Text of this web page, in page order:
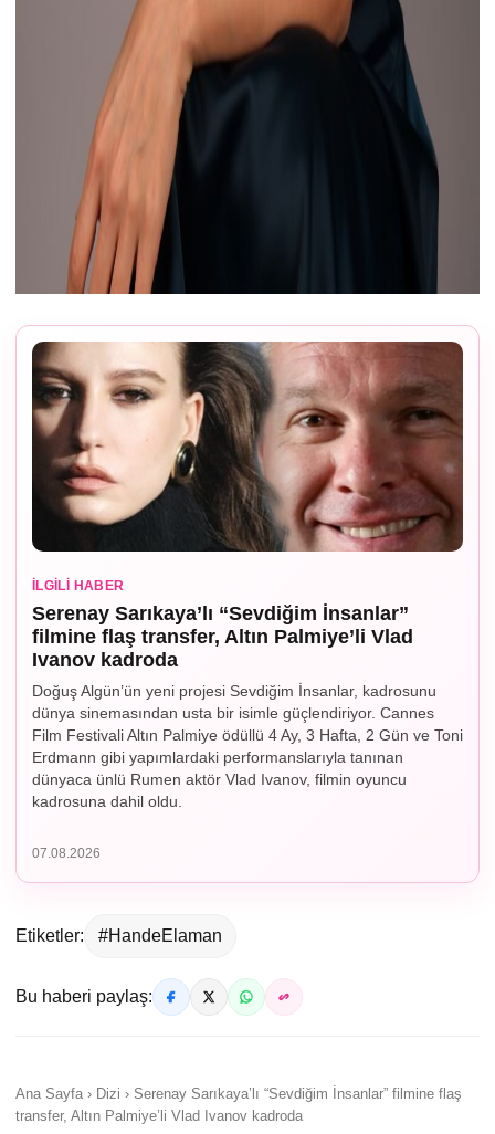
İLGILI HABER
Serenay Sarıkaya’lı “Sevdiğim İnsanlar”
filmine flaş transfer, Altın Palmiye’li Vlad
Ivanov kadroda
Doğuş Algün’ün yeni projesi Sevdiğim İnsanlar, kadrosunu
dünya sinemasından usta bir isimle güçlendiriyor. Cannes
Film Festivali Altın Palmiye ödüllü 4 Ay, 3 Hafta, 2 Gün ve Toni
Erdmann gibi yapımlardaki performanslarıyla tanınan
dünyaca ünlü Rumen aktör Vlad Ivanov, filmin oyuncu
kadrosuna dahil oldu.
07.08.2026
Etiketler: #HandeElaman
Bu haberi paylaş:
Ana Sayfa › Dizi › Serenay Sarıkaya’lı “Sevdiğim İnsanlar” filmine flaş
transfer, Altın Palmiye’li Vlad Ivanov kadroda